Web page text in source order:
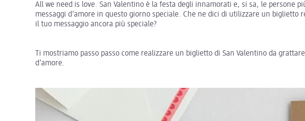
All we need is love. San Valentino è la festa degli innamorati e, si sa, le persone
messaggi d’amore in questo giorno speciale. Che ne dici di utilizzare un biglietto
il tuo messaggio ancora più speciale?
Ti mostriamo passo passo come realizzare un biglietto di San Valentino da
d’amore.